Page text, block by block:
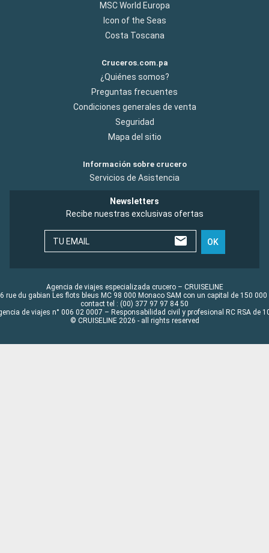
MSC World Europa
Icon of the Seas
Costa Toscana
Cruceros.com.pa
¿Quiénes somos?
Preguntas frecuentes
Condiciones generales de venta
Seguridad
Mapa del sitio
Información sobre crucero
Servicios de Asistencia
Newsletters
Recibe nuestras exclusivas ofertas
TU EMAIL OK
Agencia de viajes especializada crucero – CRUISELINE
rue du gabian Les flots bleus MC 98 000 Monaco SAM con un capital de 150 000
contact tel : (00) 377 97 97 84 50
de viajes n° 006 02 0007 – Responsabilidad civil y profesional RC RSA de
© CRUISELINE 2026 - all rights reserved